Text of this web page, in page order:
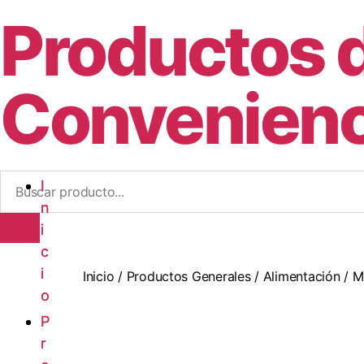
Productos
I
n
i
c
i
o
P
r
I
n
i
c
i
o
P
r
Inicio / Productos Generales/ Alimentación/